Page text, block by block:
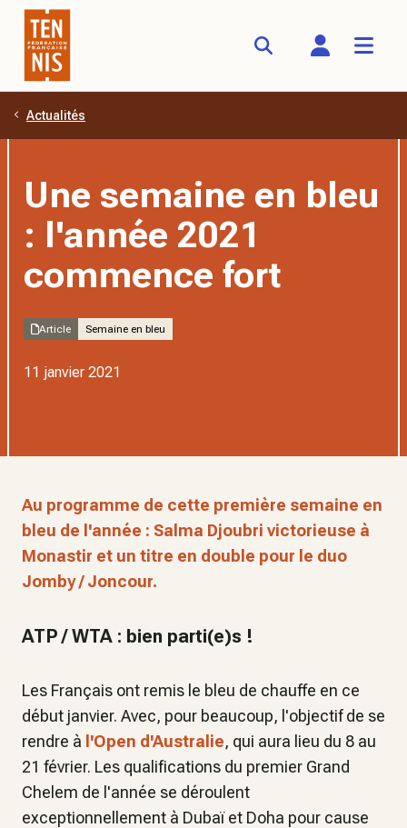
Aller au contenu principal
Actualités
Une semaine en bleu
: l'année 2021
commence fort
Article Semaine en bleu
11 janvier 2021
Au programme de cette première semaine en
bleu de l'année : Salma Djoubri victorieuse à
Monastir et un titre en double pour le duo
Jomby / Joncour.
ATP / WTA : bien parti(e)s !
Les Français ont remis le bleu de chauffe en ce
début janvier. Avec, pour beaucoup, l'objectif de se
rendre à l'Open d'Australie, qui aura lieu du 8 au
21 février. Les qualifications du premier Grand
Chelem de l'année se déroulent
exceptionnellement à Dubaï et Doha pour cause